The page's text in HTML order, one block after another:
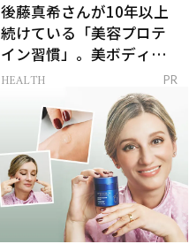
後藤真希さんが10年以上
続けている「美容プロテ
イン習慣」。美ボディを
支える朝ルーティンと
HEALTH PR